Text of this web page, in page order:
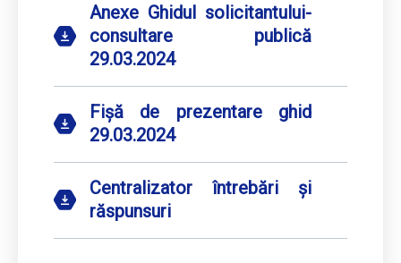
Anexe Ghidul solicitantului-
consultare publică
29.03.2024
Fișă de prezentare ghid
29.03.2024
Centralizator întrebări și
răspunsuri